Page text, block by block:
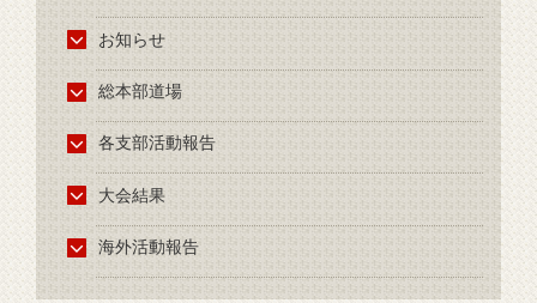
お知らせ
総本部道場
各支部活動報告
大会結果
海外活動報告